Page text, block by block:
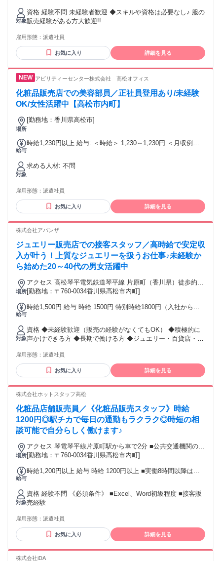
給
対象
資格 経験不問 未経験者歓迎 ◆スキルや資格は必要なし♪ 服の
販売経験がある方大歓迎!!
雇用形態： 派遣社員
お気に入り 詳細を見る
アビリティーセンター株式会社 高松オフィス
化粧品販売店での美容部員／正社員登用あり/未経験
OK/女性活躍中【高松市内町】
場所
[勤務地：香川県高松市]
給与
時給1,230円以上 給与: ＜時給＞ 1,230～1,230円 ＜月収例＞
対象
求める人材: 不問
雇用形態： 派遣社員
お気に入り 詳細を見る
株式会社アバンザ
ジュエリー販売店での接客スタッフ／高時給で安定収
入が叶う！上質なジュエリーを扱うお仕事♪未経験か
ら始めた20～40代の男女活躍中
場所
アクセス 高松琴平電気鉄道琴平線 片原町（香川県）徒歩約3
分、高松琴平電気鉄道琴平線 高松築港徒歩約10分、ＪＲ予讃
分、琴電「片原町駅」より徒歩3分
[勤務地：〒760-0034香川県高松市内町]
給与
時給1,500円 給与 時給 1500円 特別時給1800円（入社から実
Ｋ（規定） 交通費：通勤交通費全額支給
対象
資格 ◆未経験歓迎（販売の経験がなくてもOK） ◆積極的に
声かけできる方 ◆長期で働ける方 ◆ジュエリー・百貨店・ア
ッフ活躍中♪ 【 下記のような方は歓迎 】 ・アパレルショップ
や食品、スーパー、雑貨屋などでの勤務経験がある方 ・販売
スタッフ、接客販売の経験がある方 ・受付や案内スタッフな
雇用形態： 派遣社員
お気に入り 詳細を見る
株式会社ホットスタッフ高松
化粧品店舗販売員／《化粧品販売スタッフ》時給
1200円◎駅チカで毎日の通勤もラクラク◎時短の相
談可能で自分らしく働けます♪
場所
アクセス 琴電琴平線片原町駅から車で2分 ■公共交通機関の使
用を推奨 ■駐車場なし
[勤務地：〒760-0034香川県高松市内町]
給与
時給1,200円以上 給与 時給 1200円以上 ■実働8時間以降は時
交通費支給
対象
資格 経験不問 《必須条件》 ■Excel、Word初級程度 ■接客販
売経験
雇用形態： 派遣社員
お気に入り 詳細を見る
株式会社iDA